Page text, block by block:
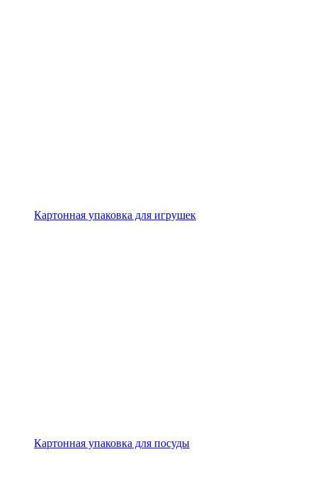
Картонная упаковка для игрушек
Картонная упаковка для посуды